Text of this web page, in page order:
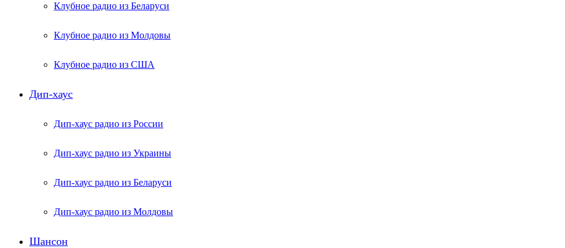
Клубное радио из Беларуси
Клубное радио из Молдовы
Клубное радио из США
Дип-хаус
Дип-хаус радио из России
Дип-хаус радио из Украины
Дип-хаус радио из Беларуси
Дип-хаус радио из Молдовы
Шансон